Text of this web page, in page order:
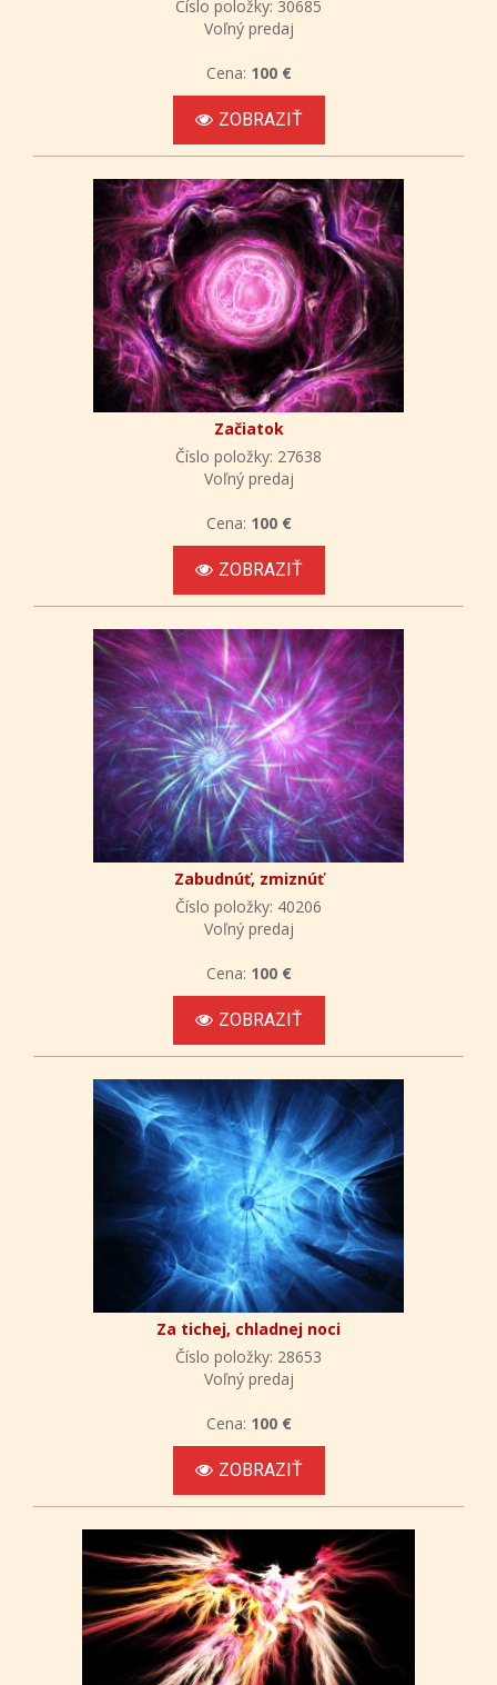
Číslo položky: 30685
Voľný predaj
Cena: 100 €
ZOBRAZIŤ
Začiatok
Číslo položky: 27638
Voľný predaj
Cena: 100 €
ZOBRAZIŤ
Zabudnúť, zmiznúť
Číslo položky: 40206
Voľný predaj
Cena: 100 €
ZOBRAZIŤ
Za tichej, chladnej noci
Číslo položky: 28653
Voľný predaj
Cena: 100 €
ZOBRAZIŤ